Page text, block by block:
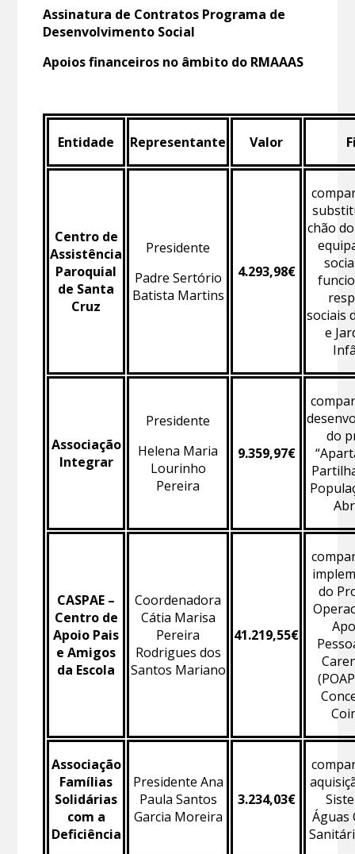
Assinatura de Contratos Programa de
Desenvolvimento Social
Apoios financeiros no âmbito do RMAAAS
Entidade Representante Valor
Centro de
Assistência
Paroquial
de Santa
Cruz
Presidente
Padre Sertório
Batista Martins
4.293,98€
chão
sociais
e
Associação
Integrar
Presidente
Helena Maria
Lourinho
Pereira
9.359,97€
do
CASPAE –
Centro de
Apoio Pais
e Amigos
da Escola
Coordenadora
Cátia Marisa
Pereira
Rodrigues dos
Santos Mariano
41.219,55€
do
Associação
Famílias
Solidárias
com a
Deficiência
Presidente Ana
Paula Santos
Garcia Moreira
3.234,03€
Águas